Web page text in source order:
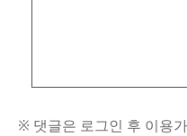
※ 댓글은 로그인 후 이용